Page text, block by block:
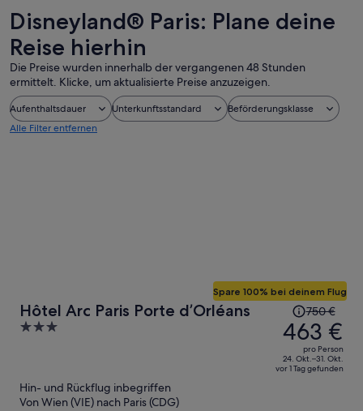
Disneyland® Paris: Plane deine
Reise hierhin
Die Preise wurden innerhalb der vergangenen 48 Stunden
ermittelt. Klicke, um aktualisierte Preise anzuzeigen.
Aufenthaltsdauer Unterkunftsstandard
Beförderungsklasse
Alle Filter entfernen
Hôtel Arc Paris Porte d’Orléans
3
5
Spare 100% bei deinem Flug
Der
Preis
betrug
750 €,
jetzt
750 €
463 €
pro Person
24. Okt.–31. Okt.
vor 1 Tag gefunden
Hin- und Rückflug inbegriffen
Von Wien (VIE) nach Paris (CDG)